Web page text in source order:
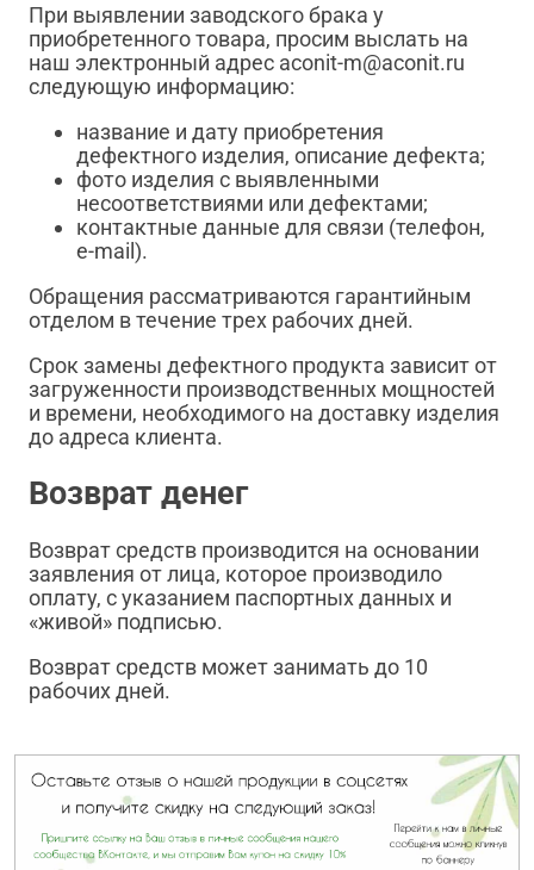
При выявлении заводского брака у
приобретенного товара, просим выслать на
наш электронный адрес aconit-m@aconit.ru
следующую информацию:
название и дату приобретения
дефектного изделия, описание дефекта;
фото изделия с выявленными
несоответствиями или дефектами;
контактные данные для связи (телефон,
e-mail).
Обращения рассматриваются гарантийным
отделом в течение трех рабочих дней.
Срок замены дефектного продукта зависит от
загруженности производственных мощностей
и времени, необходимого на доставку изделия
до адреса клиента.
Возврат денег
Возврат средств производится на основании
заявления от лица, которое производило
оплату, с указанием паспортных данных и
«живой» подписью.
Возврат средств может занимать до 10
рабочих дней.